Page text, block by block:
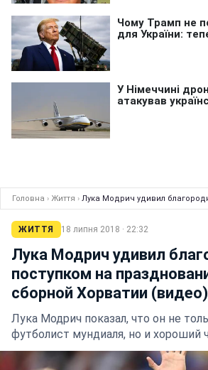
Головна › Життя › Лука Модрич удивил
ЖИТТЯ 18 липня 2018 · 22:32
Лука Модрич удивил
поступком на
сборной Хорватии (видео)
Лука Модрич показал, что он не
футболист мундиаля, но и хороший